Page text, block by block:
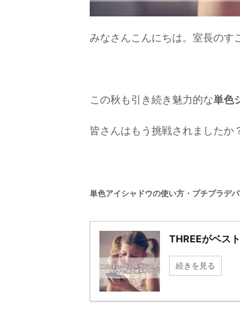
みなさんこんにちは。室長のす
この秋も引き続き魅力的な単色
皆さんはもう挑戦されましたか
単色アイシャドウの使い方・プチプラデ
THREEがベス
続きを見る